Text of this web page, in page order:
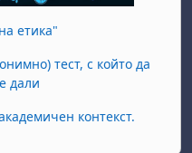
етика"
тест, с който да
дали
контекст.